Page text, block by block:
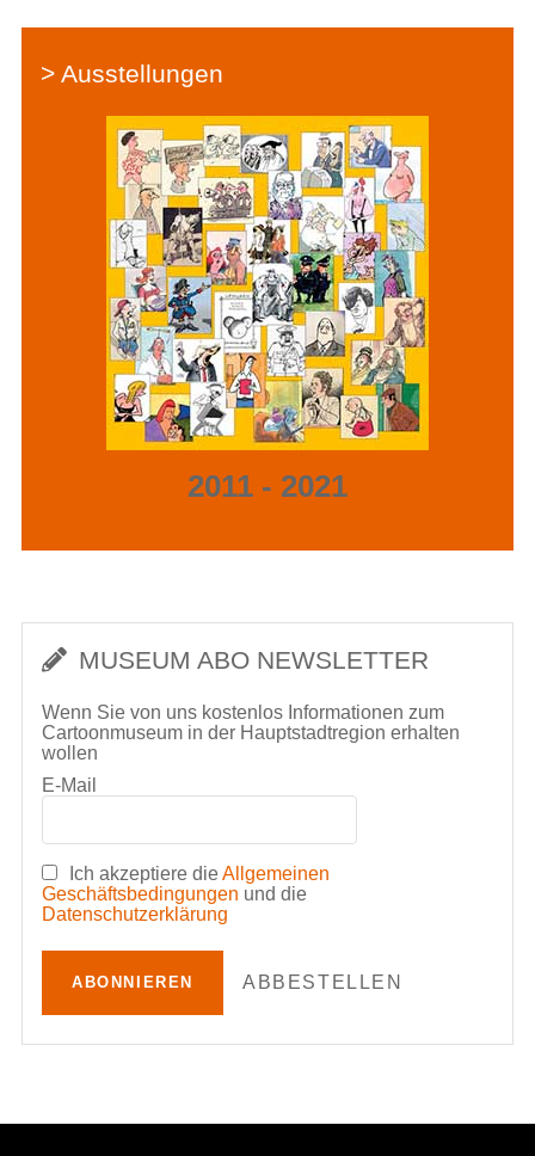
> Ausstellungen
2011 - 2021
MUSEUM ABO NEWSLETTER
Wenn Sie von uns kostenlos Informationen zum
Cartoonmuseum in der Hauptstadtregion erhalten
wollen
E-Mail
Ich akzeptiere dieAllgemeinen
Geschäftsbedingungen und die
Datenschutzerklärung
ABONNIEREN ABBESTELLEN